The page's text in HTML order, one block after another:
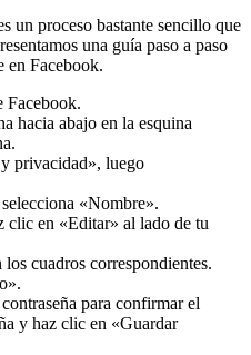
un proceso bastante sencillo que
una guía paso a paso
en Facebook.
Facebook.
hacia abajo en la esquina
privacidad», luego
«Nombre».
clic en «Editar» al lado de tu
cuadros correspondientes.
para confirmar el
y haz clic en «Guardar